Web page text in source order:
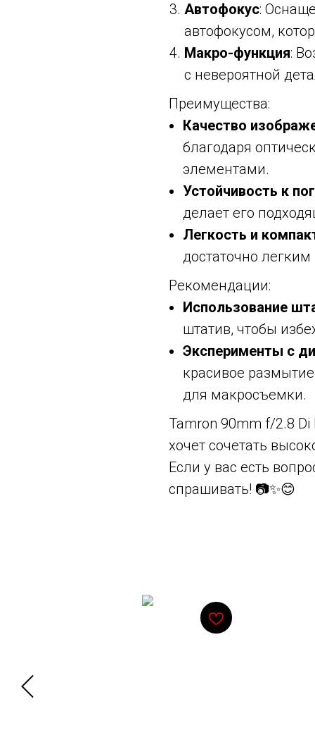
Автофокус:
автофокусом,
Макро-функция:
с невероятной
Преимущества:
Качество
благодаря
элементами.
Устойчивость к
делает его
Легкость и
достаточно
Рекомендации:
Использование
штатив, чтобы
Эксперименты с
красивое
для макросъемки.
Tamron 90mm f/2.8 Di
хочет сочетать
Если у вас есть
спрашивать! 📷✨😊